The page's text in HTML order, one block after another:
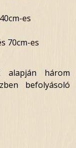
es
70cm-es
alapján három
befolyásoló